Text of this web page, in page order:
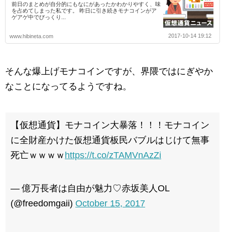
前日のまとめが自分的にもなにがあったかわかりやすく、味
を占めてしまった私です。 昨日に引き続きモナコインがア
ゲアゲ中でびっくり...
www.hibineta.com 2017-10-14 19:12
そんな爆上げモナコインですが、界隈ではにぎやか
なことになってるようですね。
【仮想通貨】モナコイン大暴落！！！モナコイン
に全財産かけた仮想通貨板民バブルはじけて無事
死亡ｗｗｗｗ https://t.co/zTAMVnAzZi
— 億万長者は自由が魅力♡赤坂美人OL
(@freedomgaii) October 15, 2017